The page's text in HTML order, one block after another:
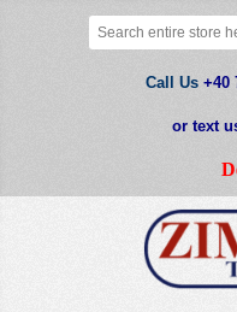
Call Us +40
or text